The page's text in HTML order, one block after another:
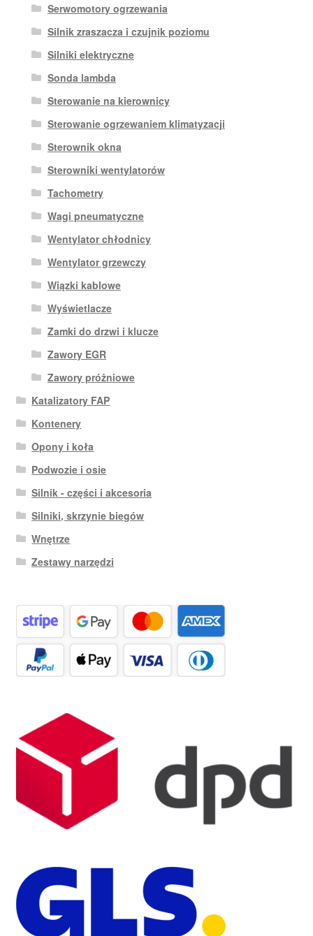
Serwomotory ogrzewania
Silnik zraszacza i czujnik poziomu
Silniki elektryczne
Sonda lambda
Sterowanie na kierownicy
Sterowanie ogrzewaniem klimatyzacji
Sterownik okna
Sterowniki wentylatorów
Tachometry
Wagi pneumatyczne
Wentylator chłodnicy
Wentylator grzewczy
Wiązki kablowe
Wyświetlacze
Zamki do drzwi i klucze
Zawory EGR
Zawory próżniowe
Katalizatory FAP
Kontenery
Opony i koła
Podwozie i osie
Silnik - części i akcesoria
Silniki, skrzynie biegów
Wnętrze
Zestawy narzędzi